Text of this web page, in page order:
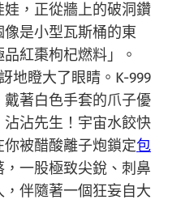
，正從牆上的破洞鑽
是小型瓦斯桶的東
紅棗枸杞燃料」。
地瞪大了眼睛。K-999
著白色手套的爪子優
沾先生！宇宙水餃快
被醋酸離子炮鎖定包
一股極致尖銳、刺鼻
伴隨著一個狂妄自大